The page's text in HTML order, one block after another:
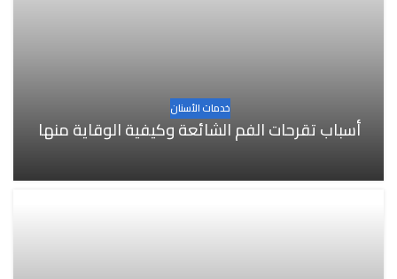
خدمات الأسنان
أسباب تقرحات الفم الشائعة وكيفية الوقاية منها